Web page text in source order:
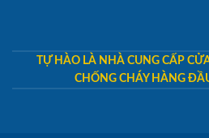
TỰ HÀO LÀ NHÀ CUNG CẤP
CHỐNG CHÁY HÀNG